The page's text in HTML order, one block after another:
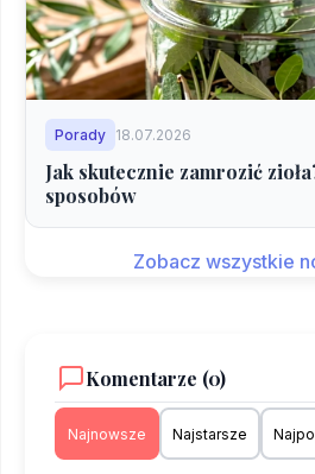
Porady 18.07.2026
Jak skutecznie zamrozić
sposobów
Zobacz wszystkie
Komentarze (0)
Najnowsze Najstarsze